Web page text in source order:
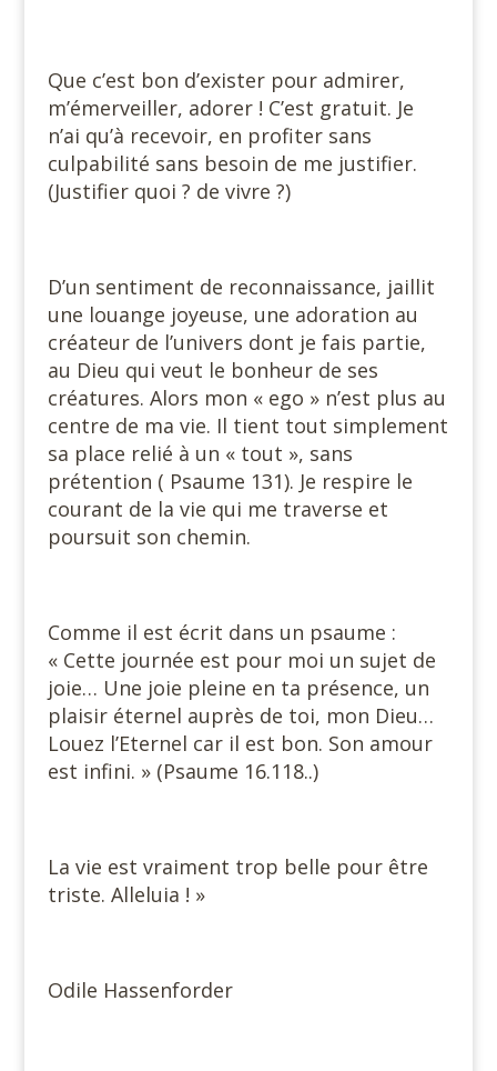
Que c’est bon d’exister pour admirer,
m’émerveiller, adorer ! C’est gratuit. Je
n’ai qu’à recevoir, en profiter sans
culpabilité sans besoin de me justifier.
(Justifier quoi ? de vivre ?)
D’un sentiment de reconnaissance, jaillit
une louange joyeuse, une adoration au
créateur de l’univers dont je fais partie,
au Dieu qui veut le bonheur de ses
créatures. Alors mon « ego » n’est plus au
centre de ma vie. Il tient tout simplement
sa place relié à un « tout », sans
prétention ( Psaume 131). Je respire le
courant de la vie qui me traverse et
poursuit son chemin.
Comme il est écrit dans un psaume :
« Cette journée est pour moi un sujet de
joie… Une joie pleine en ta présence, un
plaisir éternel auprès de toi, mon Dieu…
Louez l’Eternel car il est bon. Son amour
est infini. » (Psaume 16.118..)
La vie est vraiment trop belle pour être
triste. Alleluia ! »
Odile Hassenforder